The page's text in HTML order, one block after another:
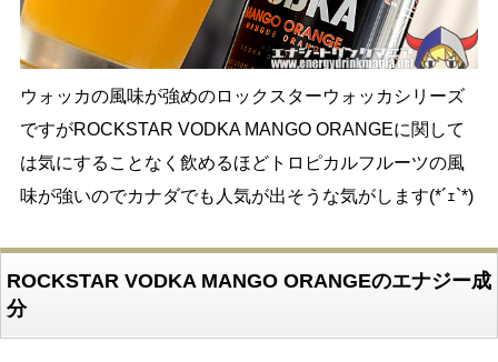
ウォッカの風味が強めのロックスターウォッカシリーズ
ですがROCKSTAR VODKA MANGO ORANGEに関して
は気にすることなく飲めるほどトロピカルフルーツの風
味が強いのでカナダでも人気が出そうな気がします(*´ｪ`*)
ROCKSTAR VODKA MANGO ORANGEのエナジー成
分